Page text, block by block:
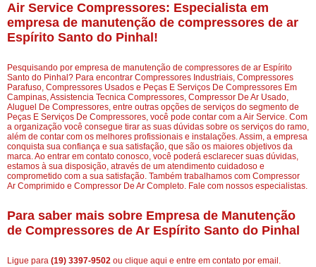
Air Service Compressores: Especialista em
empresa de manutenção de compressores de ar
Espírito Santo do Pinhal!
Pesquisando por empresa de manutenção de compressores de ar Espírito
Santo do Pinhal? Para encontrar Compressores Industriais, Compressores
Parafuso, Compressores Usados e Peças E Serviços De Compressores Em
Campinas, Assistencia Tecnica Compressores, Compressor De Ar Usado,
Aluguel De Compressores, entre outras opções de serviços do segmento de
Peças E Serviços De Compressores, você pode contar com a Air Service. Com
a organização você consegue tirar as suas dúvidas sobre os serviços do ramo,
além de contar com os melhores profissionais e instalações. Assim, a empresa
conquista sua confiança e sua satisfação, que são os maiores objetivos da
marca. Ao entrar em contato conosco, você poderá esclarecer suas dúvidas,
estamos à sua disposição, através de um atendimento cuidadoso e
comprometido com a sua satisfação. Também trabalhamos com Compressor
Ar Comprimido e Compressor De Ar Completo. Fale com nossos especialistas.
Para saber mais sobre Empresa de Manutenção
de Compressores de Ar Espírito Santo do Pinhal
Ligue para (19) 3397-9502 ou clique aqui e entre em contato por email.